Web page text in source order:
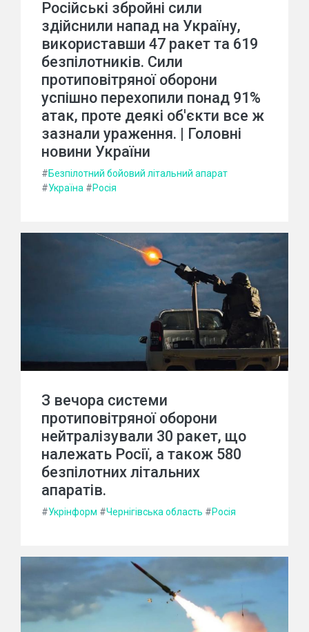
Російські збройні сили
здійснили напад на Україну,
використавши 47 ракет та 619
безпілотників. Сили
протиповітряної оборони
успішно перехопили понад 91%
атак, проте деякі об'єкти все ж
зазнали ураження. | Головні
новини України
#Безпілотний бойовий літальний апарат
#Україна #Росія
З вечора системи
протиповітряної оборони
нейтралізували 30 ракет, що
належать Росії, а також 580
безпілотних літальних
апаратів.
#Укрінформ #Чернігівська область #Росія